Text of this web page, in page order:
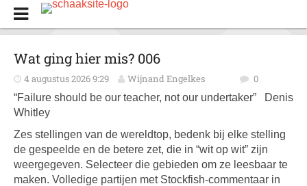
Wat ging hier mis? 006
4 augustus 2026 9:29 Wijnand Engelkes 0
“Failure should be our teacher, not our undertaker” Denis
Whitley
Zes stellingen van de wereldtop, bedenk bij elke stelling
de gespeelde en de betere zet, die in “wit op wit” zijn
weergegeven. Selecteer die gebieden om ze leesbaar te
maken. Volledige partijen met Stockfish-commentaar in